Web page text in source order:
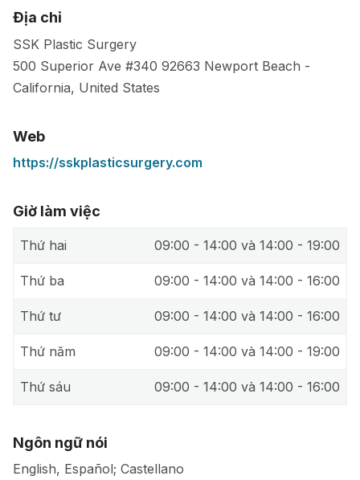
Địa chỉ
SSK Plastic Surgery
500 Superior Ave #340 92663 Newport Beach -
California, United States
Web
https://sskplasticsurgery.com
Giờ làm việc
Thứ hai 09:00 - 14:00 và 14:00 - 19:00
Thứ ba 09:00 - 14:00 và 14:00 - 16:00
Thứ tư 09:00 - 14:00 và 14:00 - 16:00
Thứ năm 09:00 - 14:00 và 14:00 - 19:00
Thứ sáu 09:00 - 14:00 và 14:00 - 16:00
Ngôn ngữ nói
English, Español; Castellano